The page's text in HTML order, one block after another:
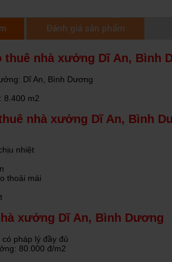
Đánh giá sản phẩm
thuê nhà xưởng Dĩ An, Bình
Dĩ An, Bình Dương
8.400 m2
nhà xưởng Dĩ An, Bình
nhiệt
thoải mái
xưởng Dĩ An, Bình Dương
pháp lý đầy đủ
80.000 đ/m2